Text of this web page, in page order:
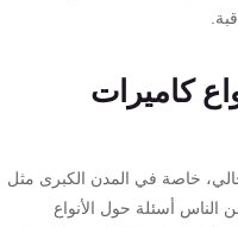
كاميرات
خاصة في المدن الكبرى مثل
أسئلة حول الأنواع